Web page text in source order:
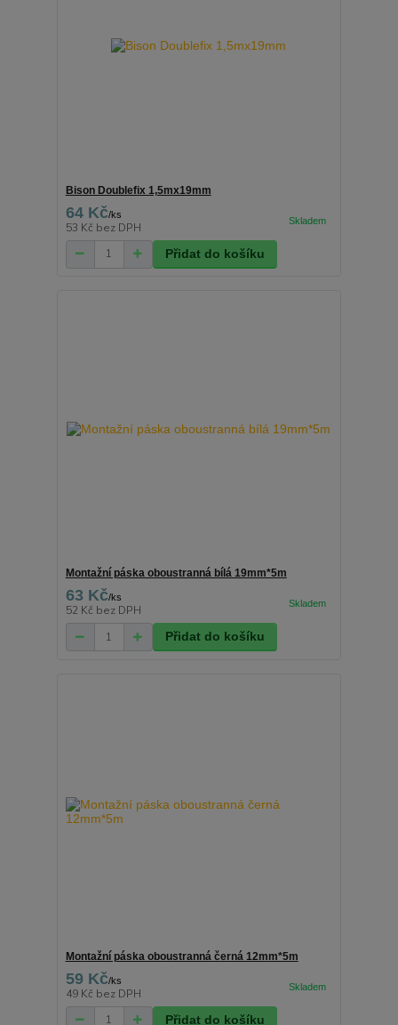
Bison Doublefix 1,5mx19mm
64 Kč/ks
53 Kč bez DPH
Přidat do košíku
Montažní páska oboustranná bílá 19mm*5m
63 Kč/ks
52 Kč bez DPH
Přidat do košíku
Montažní páska oboustranná černá 12mm*5m
59 Kč/ks
49 Kč bez DPH
Přidat do košíku